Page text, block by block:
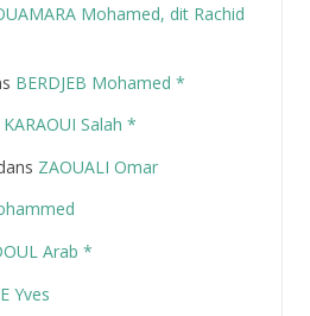
Mohamed, dit Rachid
BERDJEB Mohamed *
KARAOUI Salah *
ZAOUALI Omar
Arab *
Yves